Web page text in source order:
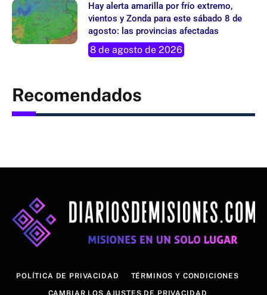
Hay alerta amarilla por frío extremo,
vientos y Zonda para este sábado 8 de
agosto: las provincias afectadas
8 de agosto de 2026
Recomendados
POLÍTICA DE PRIVACIDAD TÉRMINOS Y CONDICIONES